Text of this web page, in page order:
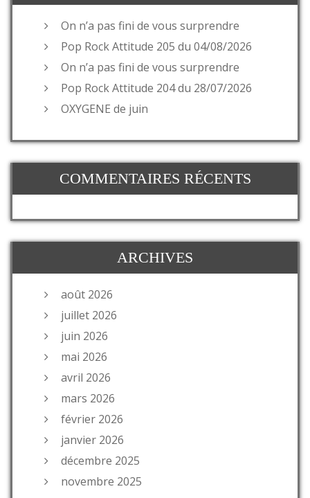
On n’a pas fini de vous surprendre
Pop Rock Attitude 205 du 04/08/2026
On n’a pas fini de vous surprendre
Pop Rock Attitude 204 du 28/07/2026
OXYGENE de juin
COMMENTAIRES RÉCENTS
ARCHIVES
août 2026
juillet 2026
juin 2026
mai 2026
avril 2026
mars 2026
février 2026
janvier 2026
décembre 2025
novembre 2025